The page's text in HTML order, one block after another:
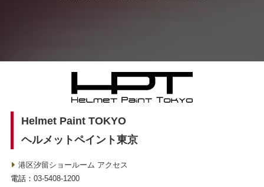
Helmet Paint TOKYO
ヘルメットペイント東京
港区汐留ショールーム アクセス
電話： 03-5408-1200